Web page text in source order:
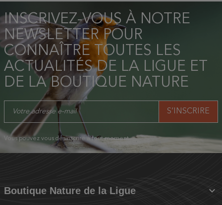
INSCRIVEZ-VOUS À NOTRE
NEWSLETTER POUR
CONNAÎTRE TOUTES LES
ACTUALITÉS DE LA LIGUE ET
DE LA BOUTIQUE NATURE
Vous pouvez vous désinscrire à tout moment.
Boutique Nature de la Ligue 